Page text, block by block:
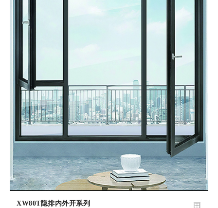
XW80T隐排内外开系列